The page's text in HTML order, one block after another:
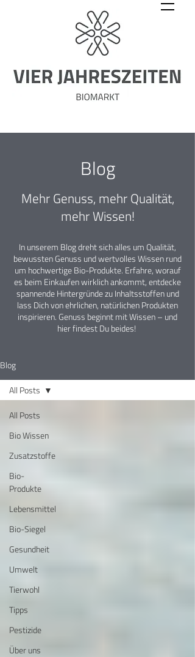
Blog
Mehr Genuss, mehr Qualität,
mehr Wissen!
In unserem Blog dreht sich alles um Qualität,
bewussten Genuss und wertvolles Wissen rund
um hochwertige Bio-Produkte. Erfahre, worauf
es beim Einkaufen wirklich ankommt, entdecke
spannende Hintergründe zu Inhaltsstoffen und
lass Dich von ehrlichen, natürlichen Produkten
inspirieren. Genuss beginnt mit Wissen – und
hier findest Du beides!
Blog
All Posts
Bio Wissen
Zusatzstoffe
Bio-
Produkte
Lebensmittel
Bio-Siegel
Gesundheit
Umwelt
Tierwohl
Tipps
Pestizide
Über uns
All Posts